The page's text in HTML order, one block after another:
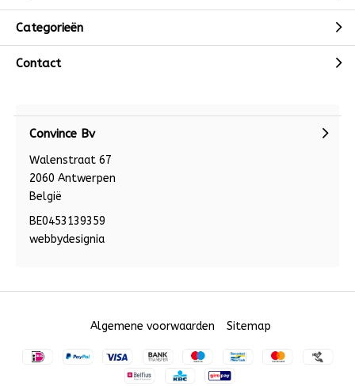
Categorieën
Contact
Convince Bv
Walenstraat 67
2060 Antwerpen
België
BE0453139359
webbydesignia
Algemene voorwaarden Sitemap